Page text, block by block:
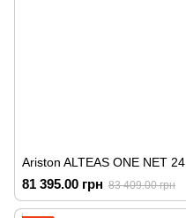
Ariston ALTEAS ONE NET 24
81 395.00 грн 83 409.00 грн